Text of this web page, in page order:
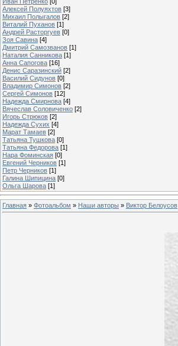
Алексей Полуяхтов [3]
Михаил Полыгалов [2]
Виталий Пуханов [1]
Андрей Расторгуев [0]
Зоя Савина [4]
Дмитрий Самозванов [1]
Наталия Санникова [1]
Анна Сапогова [16]
Денис Саразинский [2]
Василий Сидунов [0]
Владимир Симонов [2]
Сергей Симонов [12]
Надежда Смирнова [4]
Вячеслав Соловиченко [2]
Игорь Стрюков [2]
Надежда Сухих [4]
Марат Тамаев [2]
Татьяна Тушкова [0]
Татьяна Федорова [1]
Нара Фоминская [0]
Евгений Черников [1]
Петр Черников [1]
Галина Шипицина [0]
Ольга Шарова [1]
Главная » Фотоальбом » Наши авторы » Виктор Белоусов